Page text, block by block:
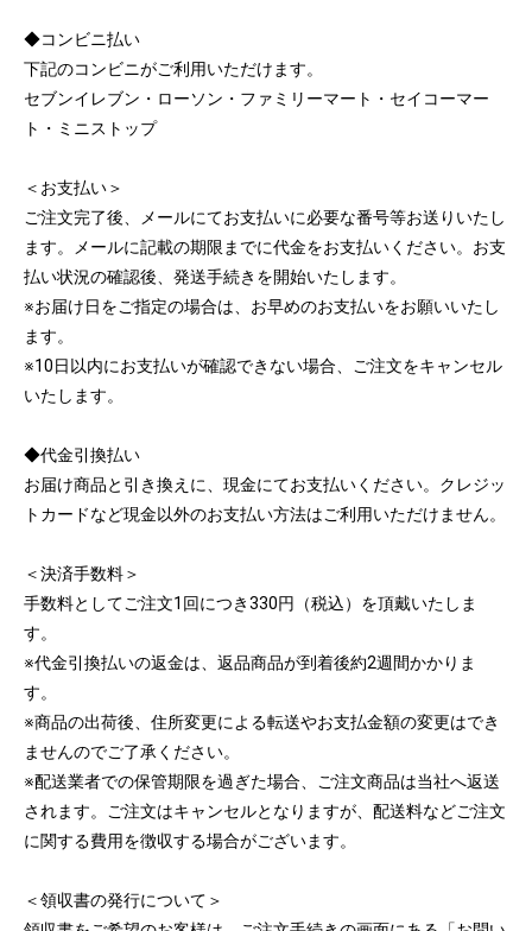
◆コンビニ払い
下記のコンビニがご利用いただけます。
セブンイレブン・ローソン・ファミリーマート・セイコーマー
ト・ミニストップ
＜お支払い＞
ご注文完了後、メールにてお支払いに必要な番号等お送りいたし
ます。メールに記載の期限までに代金をお支払いください。お支
払い状況の確認後、発送手続きを開始いたします。
※お届け日をご指定の場合は、お早めのお支払いをお願いいたし
ます。
※10日以内にお支払いが確認できない場合、ご注文をキャンセル
いたします。
◆代金引換払い
お届け商品と引き換えに、現金にてお支払いください。クレジッ
トカードなど現金以外のお支払い方法はご利用いただけません。
＜決済手数料＞
手数料としてご注文1回につき330円（税込）を頂戴いたしま
す。
※代金引換払いの返金は、返品商品が到着後約2週間かかりま
す。
※商品の出荷後、住所変更による転送やお支払金額の変更はでき
ませんのでご了承ください。
※配送業者での保管期限を過ぎた場合、ご注文商品は当社へ返送
されます。ご注文はキャンセルとなりますが、配送料などご注文
に関する費用を徴収する場合がございます。
＜領収書の発行について＞